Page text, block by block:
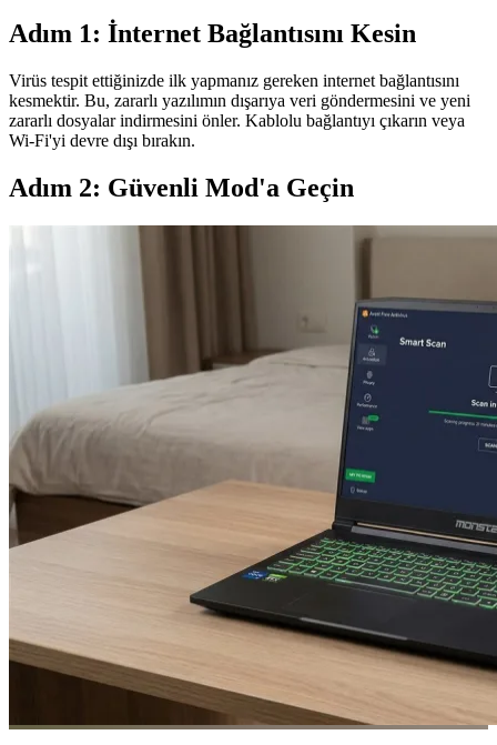
Adım 1: İnternet Bağlantısını Kesin
Virüs tespit ettiğinizde ilk yapmanız gereken internet bağlantısını
kesmektir. Bu, zararlı yazılımın dışarıya veri göndermesini ve yeni
zararlı dosyalar indirmesini önler. Kablolu bağlantıyı çıkarın veya
Wi-Fi'yi devre dışı bırakın.
Adım 2: Güvenli Mod'a Geçin